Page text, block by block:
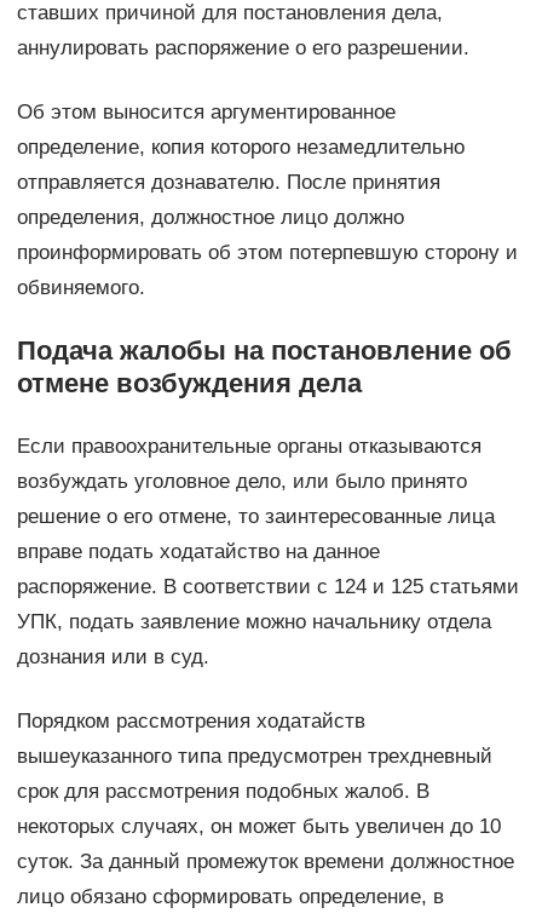
ставших причиной для постановления дела,
аннулировать распоряжение о его разрешении.
Об этом выносится аргументированное
определение, копия которого незамедлительно
отправляется дознавателю. После принятия
определения, должностное лицо должно
проинформировать об этом потерпевшую сторону и
обвиняемого.
Подача жалобы на постановление об
отмене возбуждения дела
Если правоохранительные органы отказываются
возбуждать уголовное дело, или было принято
решение о его отмене, то заинтересованные лица
вправе подать ходатайство на данное
распоряжение. В соответствии с 124 и 125 статьями
УПК, подать заявление можно начальнику отдела
дознания или в суд.
Порядком рассмотрения ходатайств
вышеуказанного типа предусмотрен трехдневный
срок для рассмотрения подобных жалоб. В
некоторых случаях, он может быть увеличен до 10
суток. За данный промежуток времени должностное
лицо обязано сформировать определение, в